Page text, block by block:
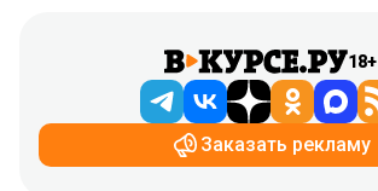
18+
Заказать рекламу